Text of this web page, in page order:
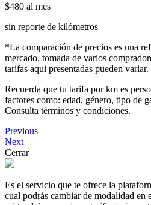
$480 al mes
sin reporte de kilómetros
*La comparación de precios es una
mercado, tomada de varios
tarifas aqui presentadas pueden variar.
Recuerda que tu tarifa por km es
factores como: edad, género, tipo de
Consulta términos y condiciones.
Previous
Next
Cerrar
Es el servicio que te ofrece la
cual podrás cambiar de modalidad en